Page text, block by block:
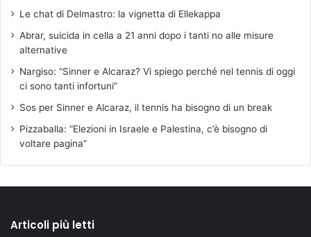
Le chat di Delmastro: la vignetta di Ellekappa
Abrar, suicida in cella a 21 anni dopo i tanti no alle misure
alternative
Nargiso: “Sinner e Alcaraz? Vi spiego perché nel tennis di oggi
ci sono tanti infortuni”
Sos per Sinner e Alcaraz, il tennis ha bisogno di un break
Pizzaballa: “Elezioni in Israele e Palestina, c’è bisogno di
voltare pagina”
Articoli più letti